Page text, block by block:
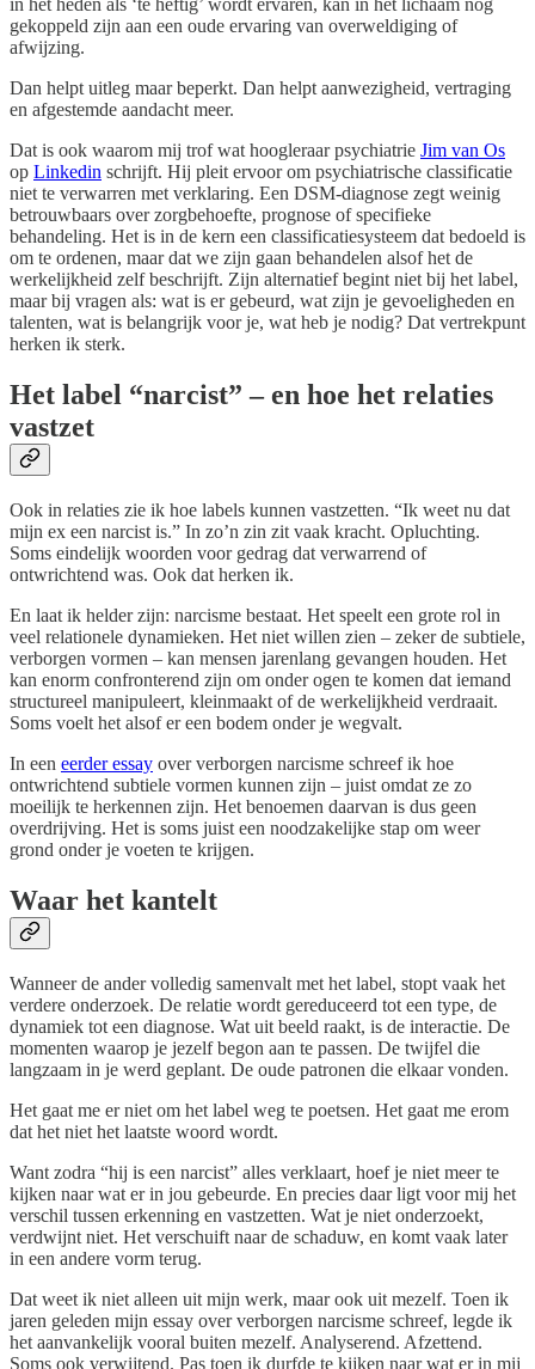
in het heden als ‘te heftig’ wordt ervaren, kan in het lichaam nog
gekoppeld zijn aan een oude ervaring van overweldiging of
afwijzing.
Dan helpt uitleg maar beperkt. Dan helpt aanwezigheid, vertraging
en afgestemde aandacht meer.
Dat is ook waarom mij trof wat hoogleraar psychiatrie Jim van Os
op Linkedin schrijft. Hij pleit ervoor om psychiatrische classificatie
niet te verwarren met verklaring. Een DSM-diagnose zegt weinig
betrouwbaars over zorgbehoefte, prognose of specifieke
behandeling. Het is in de kern een classificatiesysteem dat bedoeld is
om te ordenen, maar dat we zijn gaan behandelen alsof het de
werkelijkheid zelf beschrijft. Zijn alternatief begint niet bij het label,
maar bij vragen als: wat is er gebeurd, wat zijn je gevoeligheden en
talenten, wat is belangrijk voor je, wat heb je nodig? Dat vertrekpunt
herken ik sterk.
Het label “narcist” – en hoe het relaties
vastzet
Ook in relaties zie ik hoe labels kunnen vastzetten. “Ik weet nu dat
mijn ex een narcist is.” In zo’n zin zit vaak kracht. Opluchting.
Soms eindelijk woorden voor gedrag dat verwarrend of
ontwrichtend was. Ook dat herken ik.
En laat ik helder zijn: narcisme bestaat. Het speelt een grote rol in
veel relationele dynamieken. Het niet willen zien – zeker de subtiele,
verborgen vormen – kan mensen jarenlang gevangen houden. Het
kan enorm confronterend zijn om onder ogen te komen dat iemand
structureel manipuleert, kleinmaakt of de werkelijkheid verdraait.
Soms voelt het alsof er een bodem onder je wegvalt.
In een eerder essay over verborgen narcisme schreef ik hoe
ontwrichtend subtiele vormen kunnen zijn – juist omdat ze zo
moeilijk te herkennen zijn. Het benoemen daarvan is dus geen
overdrijving. Het is soms juist een noodzakelijke stap om weer
grond onder je voeten te krijgen.
Waar het kantelt
Wanneer de ander volledig samenvalt met het label, stopt vaak het
verdere onderzoek. De relatie wordt gereduceerd tot een type, de
dynamiek tot een diagnose. Wat uit beeld raakt, is de interactie. De
momenten waarop je jezelf begon aan te passen. De twijfel die
langzaam in je werd geplant. De oude patronen die elkaar vonden.
Het gaat me er niet om het label weg te poetsen. Het gaat me erom
dat het niet het laatste woord wordt.
Want zodra “hij is een narcist” alles verklaart, hoef je niet meer te
kijken naar wat er in jou gebeurde. En precies daar ligt voor mij het
verschil tussen erkenning en vastzetten. Wat je niet onderzoekt,
verdwijnt niet. Het verschuift naar de schaduw, en komt vaak later
in een andere vorm terug.
Dat weet ik niet alleen uit mijn werk, maar ook uit mezelf. Toen ik
jaren geleden mijn essay over verborgen narcisme schreef, legde ik
het aanvankelijk vooral buiten mezelf. Analyserend. Afzettend.
Soms ook verwijtend. Pas toen ik durfde te kijken naar wat er in mij